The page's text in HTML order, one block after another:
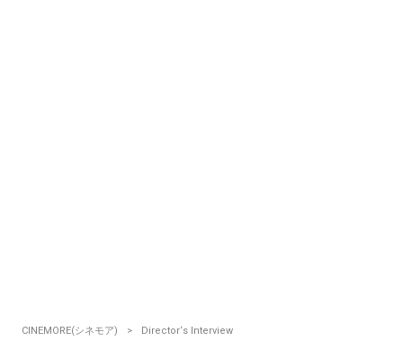
CINEMORE(シネモア)
Director‘s Interview